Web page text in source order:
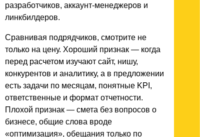
разработчиков, аккаунт-менеджеров и
линкбилдеров.
Сравнивая подрядчиков, смотрите не
только на цену. Хороший признак — когда
перед расчетом изучают сайт, нишу,
конкурентов и аналитику, а в предложении
есть задачи по месяцам, понятные KPI,
ответственные и формат отчетности.
Плохой признак — смета без вопросов о
бизнесе, общие слова вроде
«оптимизация», обещания только по